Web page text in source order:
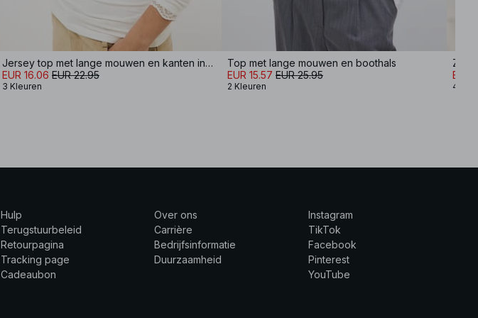
Jersey top met lange mouwen en kanten inzet
EUR 16.06 EUR 22.95
3 Kleuren
Top met lange mouwen en boothals
EUR 15.57 EUR 25.95
2 Kleuren
EUR
4
Hulp
Terugstuurbeleid
Retourpagina
Tracking page
Cadeaubon
Over ons
Carrière
Bedrijfsinformatie
Duurzaamheid
Instagram
TikTok
Facebook
Pinterest
YouTube